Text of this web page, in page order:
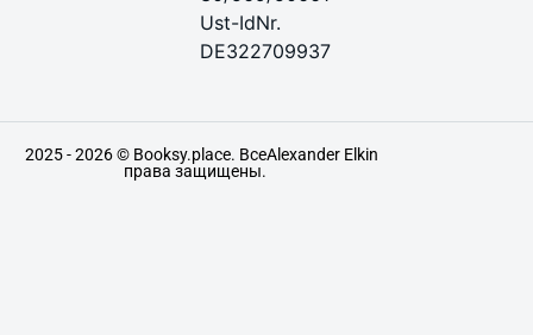
Ust-IdNr.
DE322709937
Alexander Elkin
2025 - 2026 © Booksy.place. Все
права защищены.